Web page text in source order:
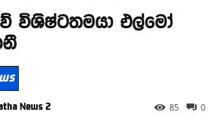
විශිෂ්ටතමයා එල්මෝ
News 2 0
85